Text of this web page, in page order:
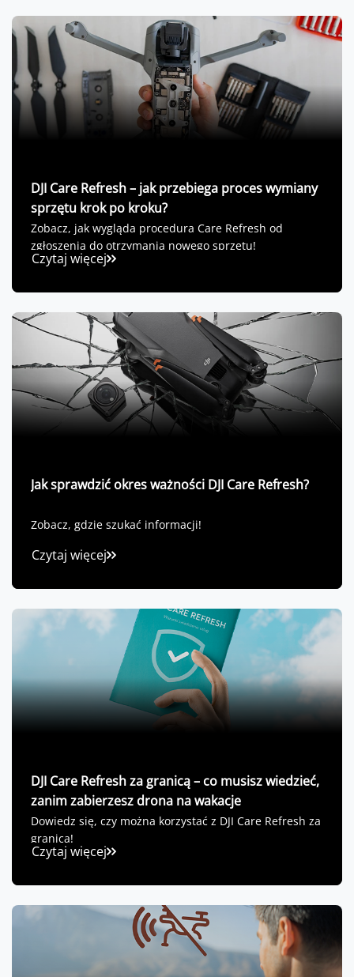
DJI Care Refresh – jak przebiega proces wymiany
sprzętu krok po kroku?
Zobacz, jak wygląda procedura Care Refresh od
zgłoszenia do otrzymania nowego sprzętu!
Czytaj więcej
Jak sprawdzić okres ważności DJI Care Refresh?
Zobacz, gdzie szukać informacji!
Czytaj więcej
DJI Care Refresh za granicą – co musisz wiedzieć,
zanim zabierzesz drona na wakacje
Dowiedz się, czy można korzystać z DJI Care Refresh za
granicą!
Czytaj więcej